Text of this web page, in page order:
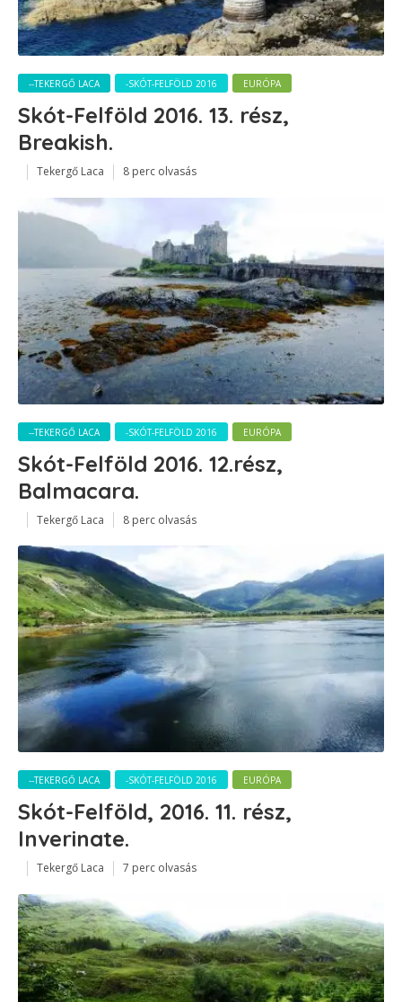
--TEKERGŐ LACA -SKÓT-FELFÖLD 2016 EURÓPA
Skót-Felföld 2016. 13. rész,
Breakish.
Tekergő Laca 8 perc olvasás
--TEKERGŐ LACA -SKÓT-FELFÖLD 2016 EURÓPA
Skót-Felföld 2016. 12.rész,
Balmacara.
Tekergő Laca 8 perc olvasás
--TEKERGŐ LACA -SKÓT-FELFÖLD 2016 EURÓPA
Skót-Felföld, 2016. 11. rész,
Inverinate.
Tekergő Laca 7 perc olvasás